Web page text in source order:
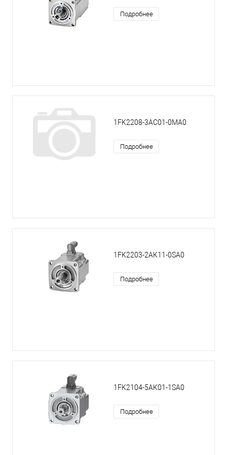
Подробнее
1FK2208-3AC01-0MA0
Подробнее
1FK2203-2AK11-0SA0
Подробнее
1FK2104-5AK01-1SA0
Подробнее